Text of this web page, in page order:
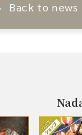
Back to news